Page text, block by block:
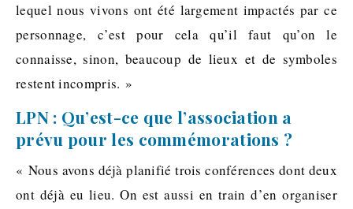
lequel nous vivons ont été largement impactés par ce
personnage, c’est pour cela qu’il faut qu’on le
connaisse, sinon, beaucoup de lieux et de symboles
restent incompris. »
LPN : Qu’est-ce que l’association a
prévu pour les commémorations ?
« Nous avons déjà planifié trois conférences dont deux
ont déjà eu lieu. On est aussi en train d’en organiser